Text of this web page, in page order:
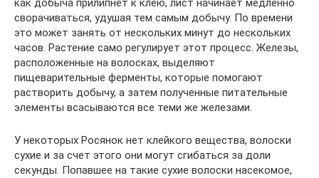
как добыча прилипнет к клею, лист начинает медленно
сворачиваться, удушая тем самым добычу. По времени
это может занять от нескольких минут до нескольких
часов. Растение само регулирует этот процесс. Железы,
расположенные на волосках, выделяют
пищеварительные ферменты, которые помогают
растворить добычу, а затем полученные питательные
элементы всасываются все теми же железами.
У некоторых Росянок нет клейкого вещества, волоски
сухие и за счет этого они могут сгибаться за доли
секунды. Попавшее на такие сухие волоски насекомое,